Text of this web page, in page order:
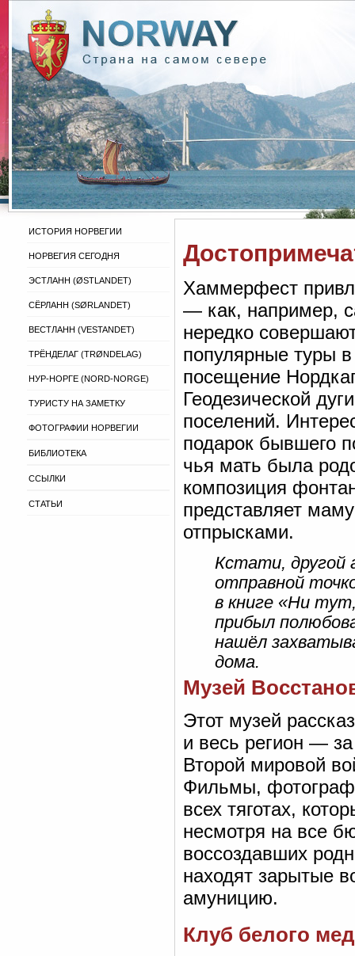
ИСТОРИЯ НОРВЕГИИ
НОРВЕГИЯ СЕГОДНЯ
ЭСТЛАНН (ØSTLANDET)
СЁРЛАНН (SØRLANDET)
ВЕСТЛАНН (VESTANDET)
ТРЁНДЕЛАГ (TRØNDELAG)
НУР-НОРГЕ (NORD-NORGE)
ТУРИСТУ НА ЗАМЕТКУ
ФОТОГРАФИИ НОРВЕГИИ
БИБЛИОТЕКА
ССЫЛКИ
СТАТЬИ
Хаммерфест
— как, например,
нередко
популярные туры
посещение
Геодезической
поселений.
подарок бывшего
чья мать была
композиция
представляет
отпрысками.
Кстати, другой
отправной
в книге «Ни
прибыл
нашёл
дома.
Музей
Этот музей
и весь регион —
Второй мировой
Фильмы,
всех тяготах,
несмотря на все
воссоздавших
находят зарытые
амуницию.
Клуб белого